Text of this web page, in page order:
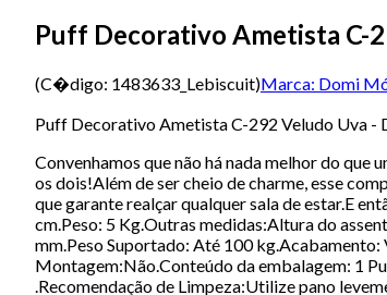
Puff Decorativo Ametista C-
(C�digo: 1483633_Lebiscuit)Marca: Domi
Puff Decorativo Ametista C-292 Veludo Uva -
Convenhamos que não há nada melhor do
os dois!Além de ser cheio de charme, esse
que garante realçar qualquer sala de estar.E
cm.Peso: 5 Kg.Outras medidas:Altura do
mm.Peso Suportado: Até 100
Montagem:Não.Conteúdo da embalagem: 1
.Recomendação de Limpeza:Utilize pano